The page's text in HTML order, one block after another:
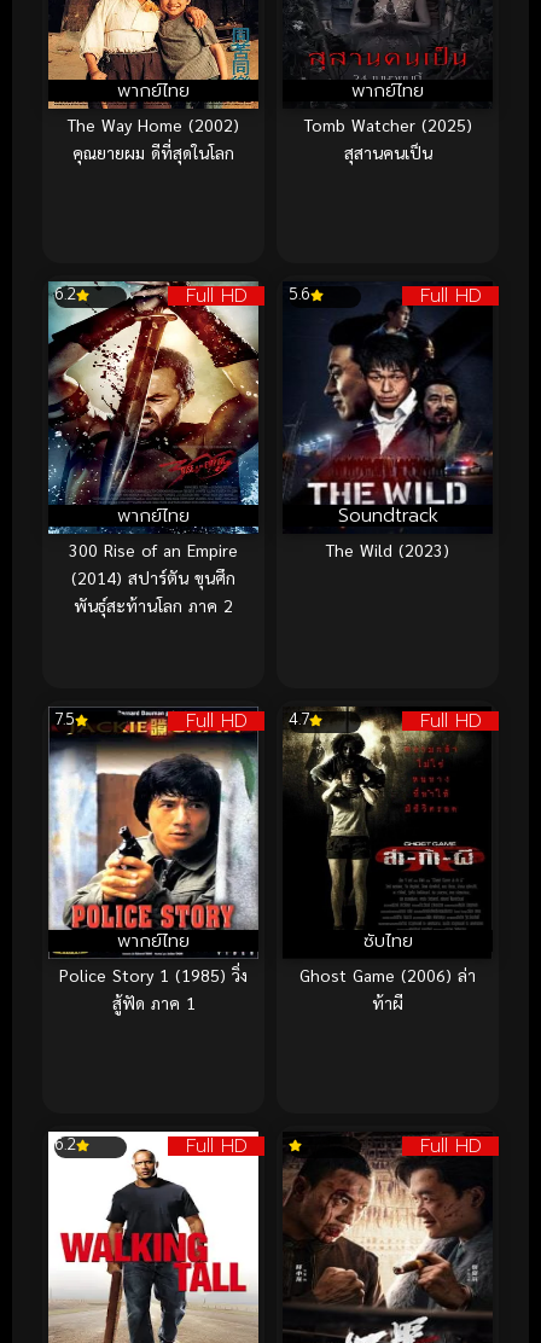
พากย์ไทย
The Way Home (2002)
คุณยายผม ดีที่สุดในโลก
พากย์ไทย
Tomb Watcher (2025)
สุสานคนเป็น
Full HD
พากย์ไทย
6.2
300 Rise of an Empire
(2014) สปาร์ตัน ขุนศึก
พันธุ์สะท้านโลก ภาค 2
Full HD
Soundtrack
5.6
The Wild (2023)
Full HD
พากย์ไทย
7.5
Police Story 1 (1985) วิ่ง
สู้ฟัด ภาค 1
Full HD
ซับไทย
4.7
Ghost Game (2006) ล่า
ท้าผี
Full HD
6.2 Full HD